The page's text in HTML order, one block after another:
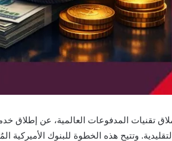
وتتيح هذه الخطوة للبنوك